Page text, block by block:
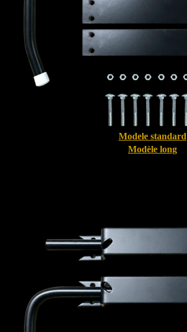
Modele standard
Modèle long